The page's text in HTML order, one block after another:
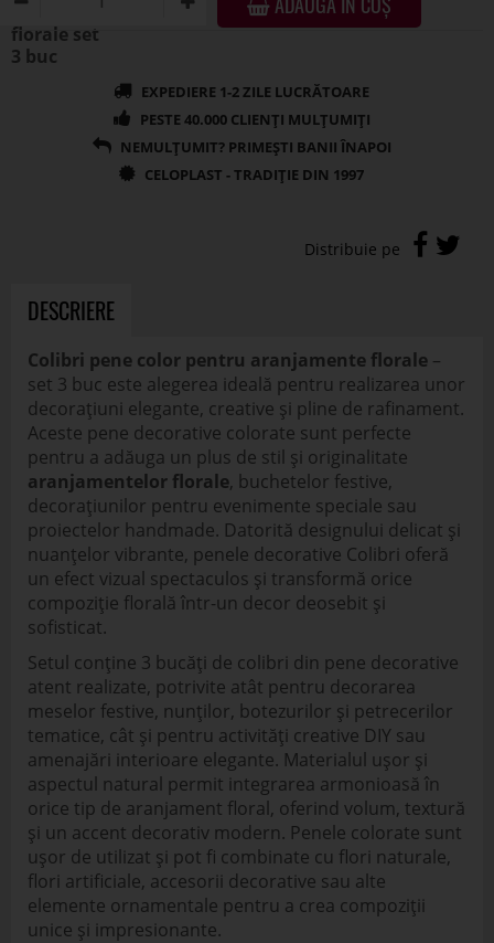
DESCRIERE
Colibri pene color pentru aranjamente florale –
set 3 buc este alegerea ideală pentru realizarea unor
decorațiuni elegante, creative și pline de rafinament.
Aceste pene decorative colorate sunt perfecte
pentru a adăuga un plus de stil și originalitate
aranjamentelor florale, buchetelor festive,
decorațiunilor pentru evenimente speciale sau
proiectelor handmade. Datorită designului delicat și
nuanțelor vibrante, penele decorative Colibri oferă
un efect vizual spectaculos și transformă orice
compoziție florală într-un decor deosebit și
sofisticat.
Setul conține 3 bucăți de colibri din pene decorative
atent realizate, potrivite atât pentru decorarea
meselor festive, nunților, botezurilor și petrecerilor
tematice, cât și pentru activități creative DIY sau
amenajări interioare elegante. Materialul ușor și
aspectul natural permit integrarea armonioasă în
orice tip de aranjament floral, oferind volum, textură
și un accent decorativ modern. Penele colorate sunt
ușor de utilizat și pot fi combinate cu flori naturale,
flori artificiale, accesorii decorative sau alte
elemente ornamentale pentru a crea compoziții
unice și impresionante.